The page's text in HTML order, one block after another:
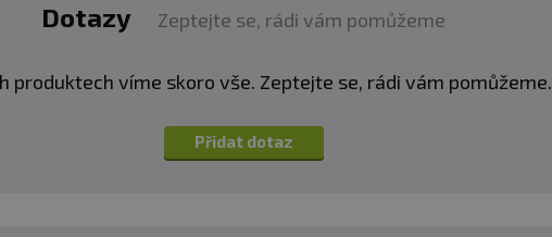
Dotazy Zeptejte se, rádi vám pomůžeme
produktech víme skoro vše. Zeptejte se, rádi vám pomůžeme.
Přidat dotaz